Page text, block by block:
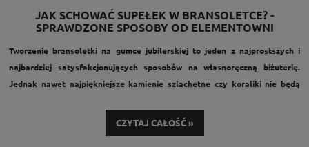
JAK SCHOWAĆ SUPEŁEK W BRANSOLETCE? -
SPRAWDZONE SPOSOBY OD ELEMENTOWNI
Tworzenie bransoletki na gumce jubilerskiej to jeden z najprostszych i
najbardziej satysfakcjonujących sposobów na własnoręczną biżuterię.
Jednak nawet najpiękniejsze kamienie szlachetne czy koraliki nie będą
W tym poradniku pokażemy Ci, jak estetycznie ukryć supełek, jakie
CZYTAJ CAŁOŚĆ »